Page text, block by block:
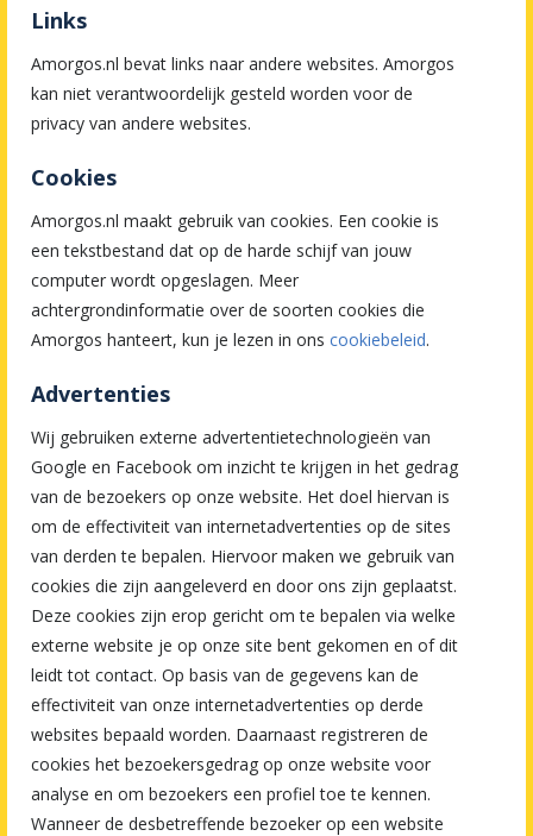
Links
Amorgos.nl bevat links naar andere websites. Amorgos
kan niet verantwoordelijk gesteld worden voor de
privacy van andere websites.
Cookies
Amorgos.nl maakt gebruik van cookies. Een cookie is
een tekstbestand dat op de harde schijf van jouw
computer wordt opgeslagen. Meer
achtergrondinformatie over de soorten cookies die
Amorgos hanteert, kun je lezen in ons cookiebeleid.
Advertenties
Wij gebruiken externe advertentietechnologieën van
Google en Facebook om inzicht te krijgen in het gedrag
van de bezoekers op onze website. Het doel hiervan is
om de effectiviteit van internetadvertenties op de sites
van derden te bepalen. Hiervoor maken we gebruik van
cookies die zijn aangeleverd en door ons zijn geplaatst.
Deze cookies zijn erop gericht om te bepalen via welke
externe website je op onze site bent gekomen en of dit
leidt tot contact. Op basis van de gegevens kan de
effectiviteit van onze internetadvertenties op derde
websites bepaald worden. Daarnaast registreren de
cookies het bezoekersgedrag op onze website voor
analyse en om bezoekers een profiel toe te kennen.
Wanneer de desbetreffende bezoeker op een website